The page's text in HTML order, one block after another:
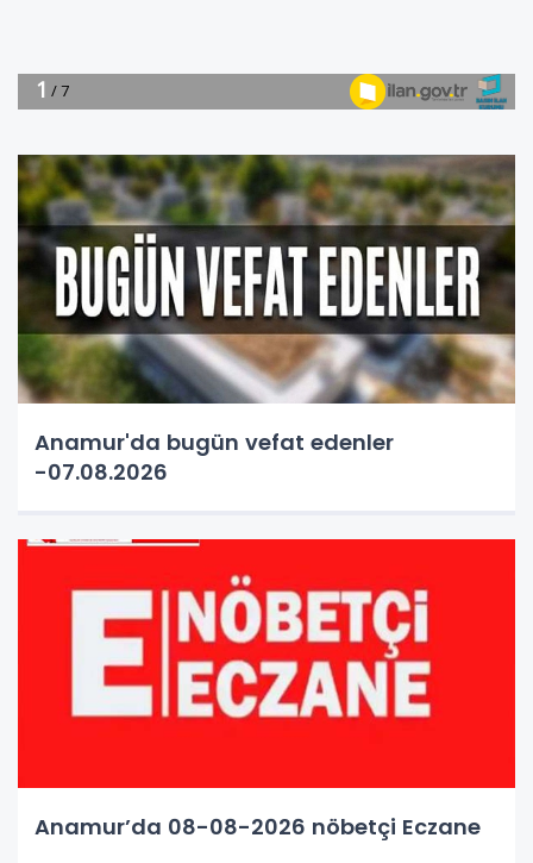
Anamur'da bugün vefat edenler
-07.08.2026
Anamur’da 08-08-2026 nöbetçi Eczane